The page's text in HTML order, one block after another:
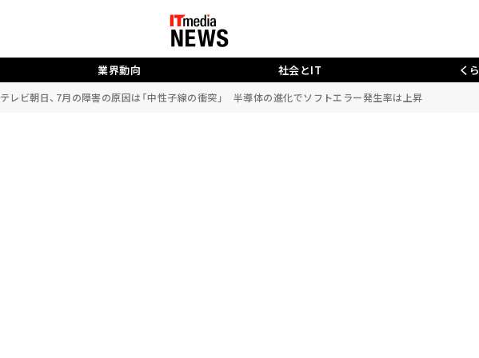
業界動向 社会とIT く
テレビ朝日、7月の障害の原因は「中性子線の衝突」 半導体の進化でソフトエラー発生率は上昇